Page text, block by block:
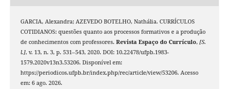
GARCIA, Alexandra; AZEVEDO BOTELHO, Nathália. CURRÍCULOS
COTIDIANOS: questões quanto aos processos formativos e a produção
de conhecimentos com professores. Revista Espaço do Currículo, [S.
l.], v. 13, n. 3, p. 531–543, 2020. DOI: 10.22478/ufpb.1983-
1579.2020v13n3.53206. Disponível em:
https://periodicos.ufpb.br/index.php/rec/article/view/53206. Acesso
em: 6 ago. 2026.